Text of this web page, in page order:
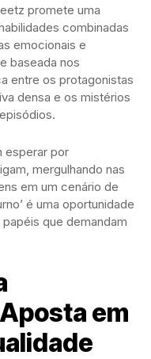
promete uma
combinadas
emocionais e
baseada nos
entre os protagonistas
densa e os mistérios
esperar por
mergulhando nas
em um cenário de
é uma oportunidade
que demandam
em